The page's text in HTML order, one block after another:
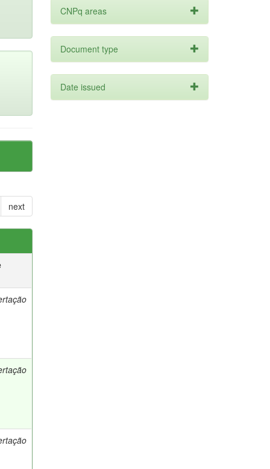
next
CNPq areas
Document type
Date issued